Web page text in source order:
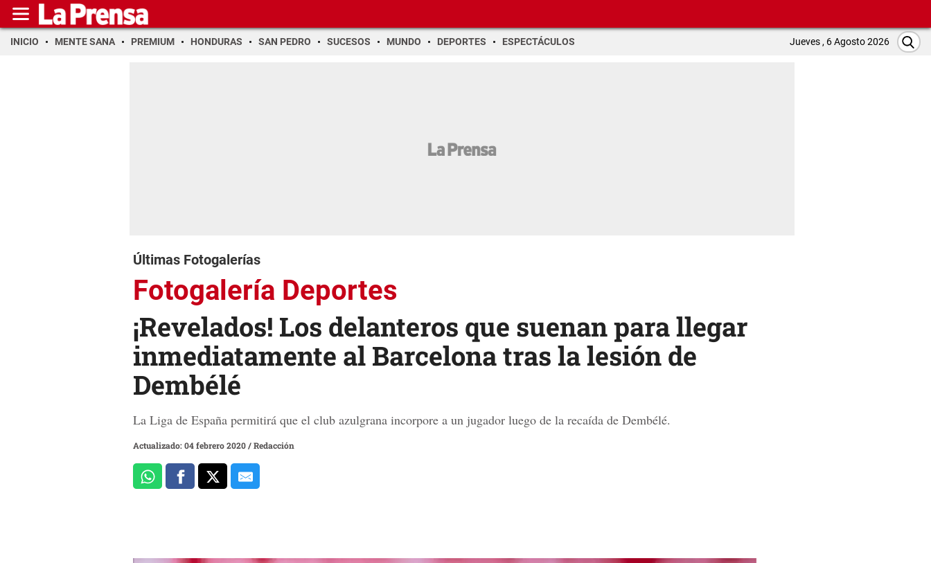
INICIO MENTE SANA PREMIUM HONDURAS SAN PEDRO SUCESOS MUNDO DEPORTES ESPECTÁCULOS Jueves , 6 Agosto 2026
Últimas Fotogalerías
Fotogalería Deportes
¡Revelados! Los delanteros que suenan para llegar
inmediatamente al Barcelona tras la lesión de
Dembélé
La Liga de España permitirá que el club azulgrana incorpore a un jugador luego de la recaída de Dembélé.
Actualizado: 04 febrero 2020/Redacción